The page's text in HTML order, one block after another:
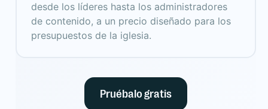
desde los líderes hasta los administradores
de contenido, a un precio diseñado para los
presupuestos de la iglesia.
Pruébalo gratis